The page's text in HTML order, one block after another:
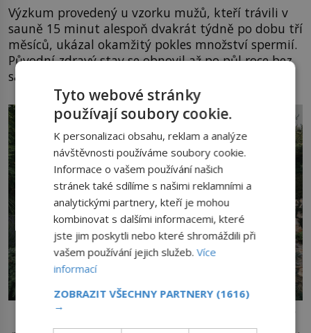
Výzkum provedený u vzorku mužů, kteří trávili v
sauně 15 minut alespoň dvakrát týdně po dobu tří
měsíců, ukázal okamžitý pokles množství spermií.
Původní zdravý stav se obnovil až po půl roce bez
sauny.
K doplnění minerálu je nejlepší nechlazené nealkoholické pivo,
Tyto webové stránky
používají soubory cookie.
K personalizaci obsahu, reklam a analýze
návštěvnosti používáme soubory cookie.
Informace o vašem používání našich
stránek také sdílíme s našimi reklamními a
analytickými partnery, kteří je mohou
kombinovat s dalšími informacemi, které
jste jim poskytli nebo které shromáždili při
vašem používání jejich služeb.Více
informací
ZOBRAZIT VŠECHNY PARTNERY (1616)
→